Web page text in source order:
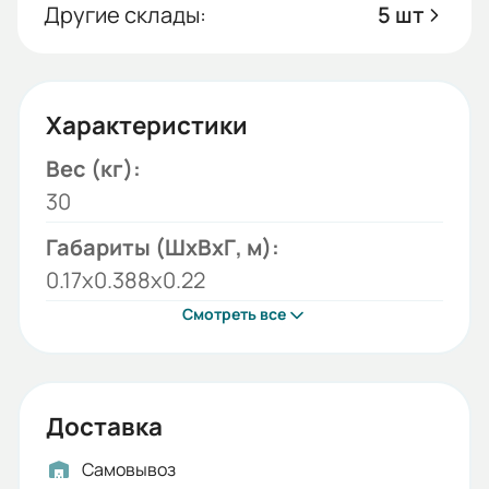
Другие склады: 5 шт
Характеристики
Вес (кг):
30
Габариты (ШхВхГ, м):
0.17x0.388x0.22
Смотреть все
Доставка
Самовывоз